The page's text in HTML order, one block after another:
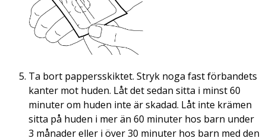
Ta bort pappersskiktet. Stryk noga fast förbandets
kanter mot huden. Låt det sedan sitta i minst 60
minuter om huden inte är skadad. Låt inte krämen
sitta på huden i mer än 60 minuter hos barn under
3 månader eller i över 30 minuter hos barn med den